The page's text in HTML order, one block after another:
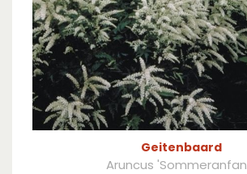
Geitenbaard
Aruncus